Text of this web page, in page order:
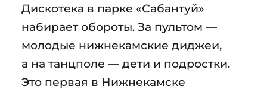
Дискотека в парке «Сабантуй»
набирает обороты. За пультом —
молодые нижнекамские диджеи,
а на танцполе — дети и подростки.
Это первая в Нижнекамске